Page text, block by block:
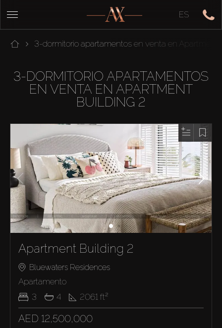
ES
3-dormitorio apartamentos en venta en Apartment
3-DORMITORIO APARTAMENTOS
EN VENTA EN APARTMENT
BUILDING 2
Apartment Building 2
Bluewaters Residences
Apartamento
3
4 2061 ft²
AED 12,500,000